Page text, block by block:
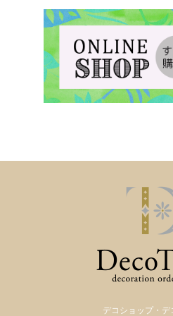
デコショップ・デ